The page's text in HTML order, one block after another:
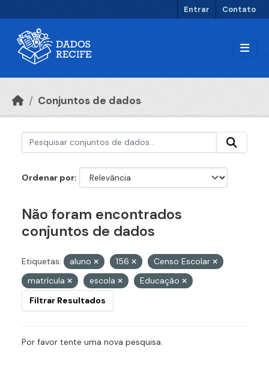
Entrar Contato
Conjuntos de dados
Ordenar por
Não foram encontrados
conjuntos de dados
Etiquetas: aluno 156
Censo Escolar
matrícula
escola
Educação
Filtrar Resultados
Por favor tente uma nova pesquisa.